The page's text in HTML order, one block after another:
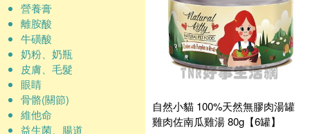
營養膏
離胺酸
牛磺酸
奶粉、奶瓶
皮膚、毛髮
眼睛
骨骼(關節)
維他命
益生菌、腸道
自然小貓 100%天然無膠肉湯罐
雞肉佐南瓜雞湯 80g【6罐】